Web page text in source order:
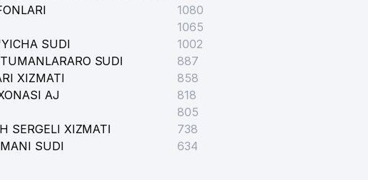
1080
1065
SUDI
1002
SUDI
887
XIZMATI
858
AJ
818
805
SERGELI XIZMATI
738
SUDI 634